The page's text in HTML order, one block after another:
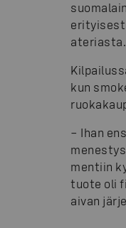
ateriasta.
kun
– Ihan
mentiin
tuote oli
aivan